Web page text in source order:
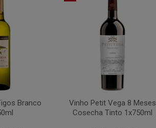
Branco
Vinho Petit Vega 8 Meses
Cosecha Tinto 1x750ml